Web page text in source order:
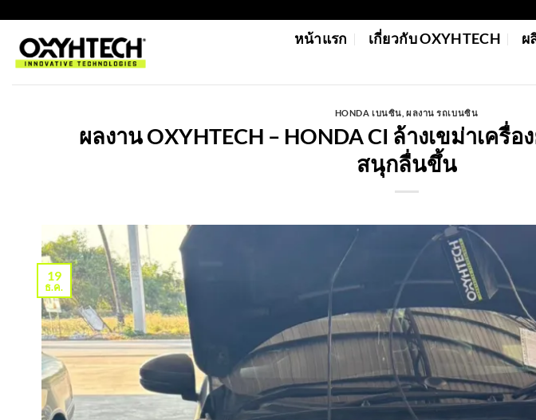
หน้าแรก เกี่ยวกับ OXYHTECH ผ
HONDA เบนซิน ผลงาน รถเบนซิน
ผลงาน OXYHTECH – HONDA CI ล้างเขม่าเครื่
สนุกลื่นขึ้น
19
ธ.ค.